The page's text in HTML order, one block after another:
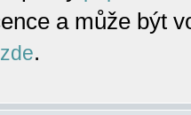
a může být
zde.